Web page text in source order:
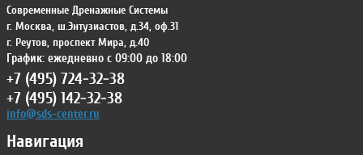
Навигация
Современные Дренажные Системы
г. Москва, ш.Энтузиастов, д.34, оф.31
г. Реутов, проспект Мира, д.40
График: ежедневно с 09:00 до 18:00
+7 (495) 724-32-38
+7 (495) 142-32-38
info@sds-center.ru